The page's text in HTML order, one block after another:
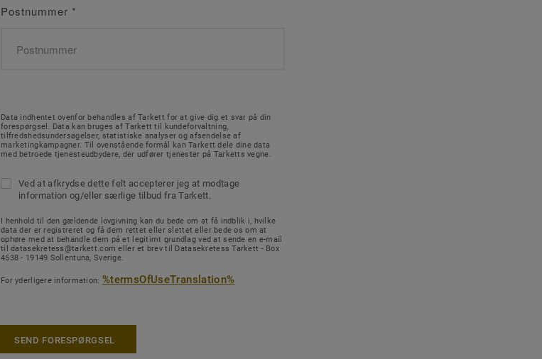
Postnummer *
Data indhentet ovenfor behandles af Tarkett for at give dig et svar på din
forespørgsel. Data kan bruges af Tarkett til kundeforvaltning,
tilfredshedsundersøgelser, statistiske analyser og afsendelse af
marketingkampagner. Til ovenstående formål kan Tarkett dele dine data
med betroede tjenesteudbydere, der udfører tjenester på Tarketts vegne.
Ved at afkrydse dette felt accepterer jeg at modtage
information og/eller særlige tilbud fra Tarkett.
I henhold til den gældende lovgivning kan du bede om at få indblik i, hvilke
data der er registreret og få dem rettet eller slettet eller bede os om at
ophøre med at behandle dem på et legitimt grundlag ved at sende en e-mail
til datasekretess@tarkett.com eller et brev til Datasekretess Tarkett - Box
4538 - 19149 Sollentuna, Sverige.
For yderligere information: %termsOfUseTranslation%
SEND FORESPØRGSEL